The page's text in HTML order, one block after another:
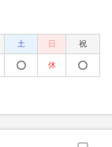
土 日 祝
休